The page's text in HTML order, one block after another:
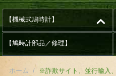
【機械式鳩時計】
【鳩時計部品／修理】
ホーム / ※詐欺サイト、並行輸入